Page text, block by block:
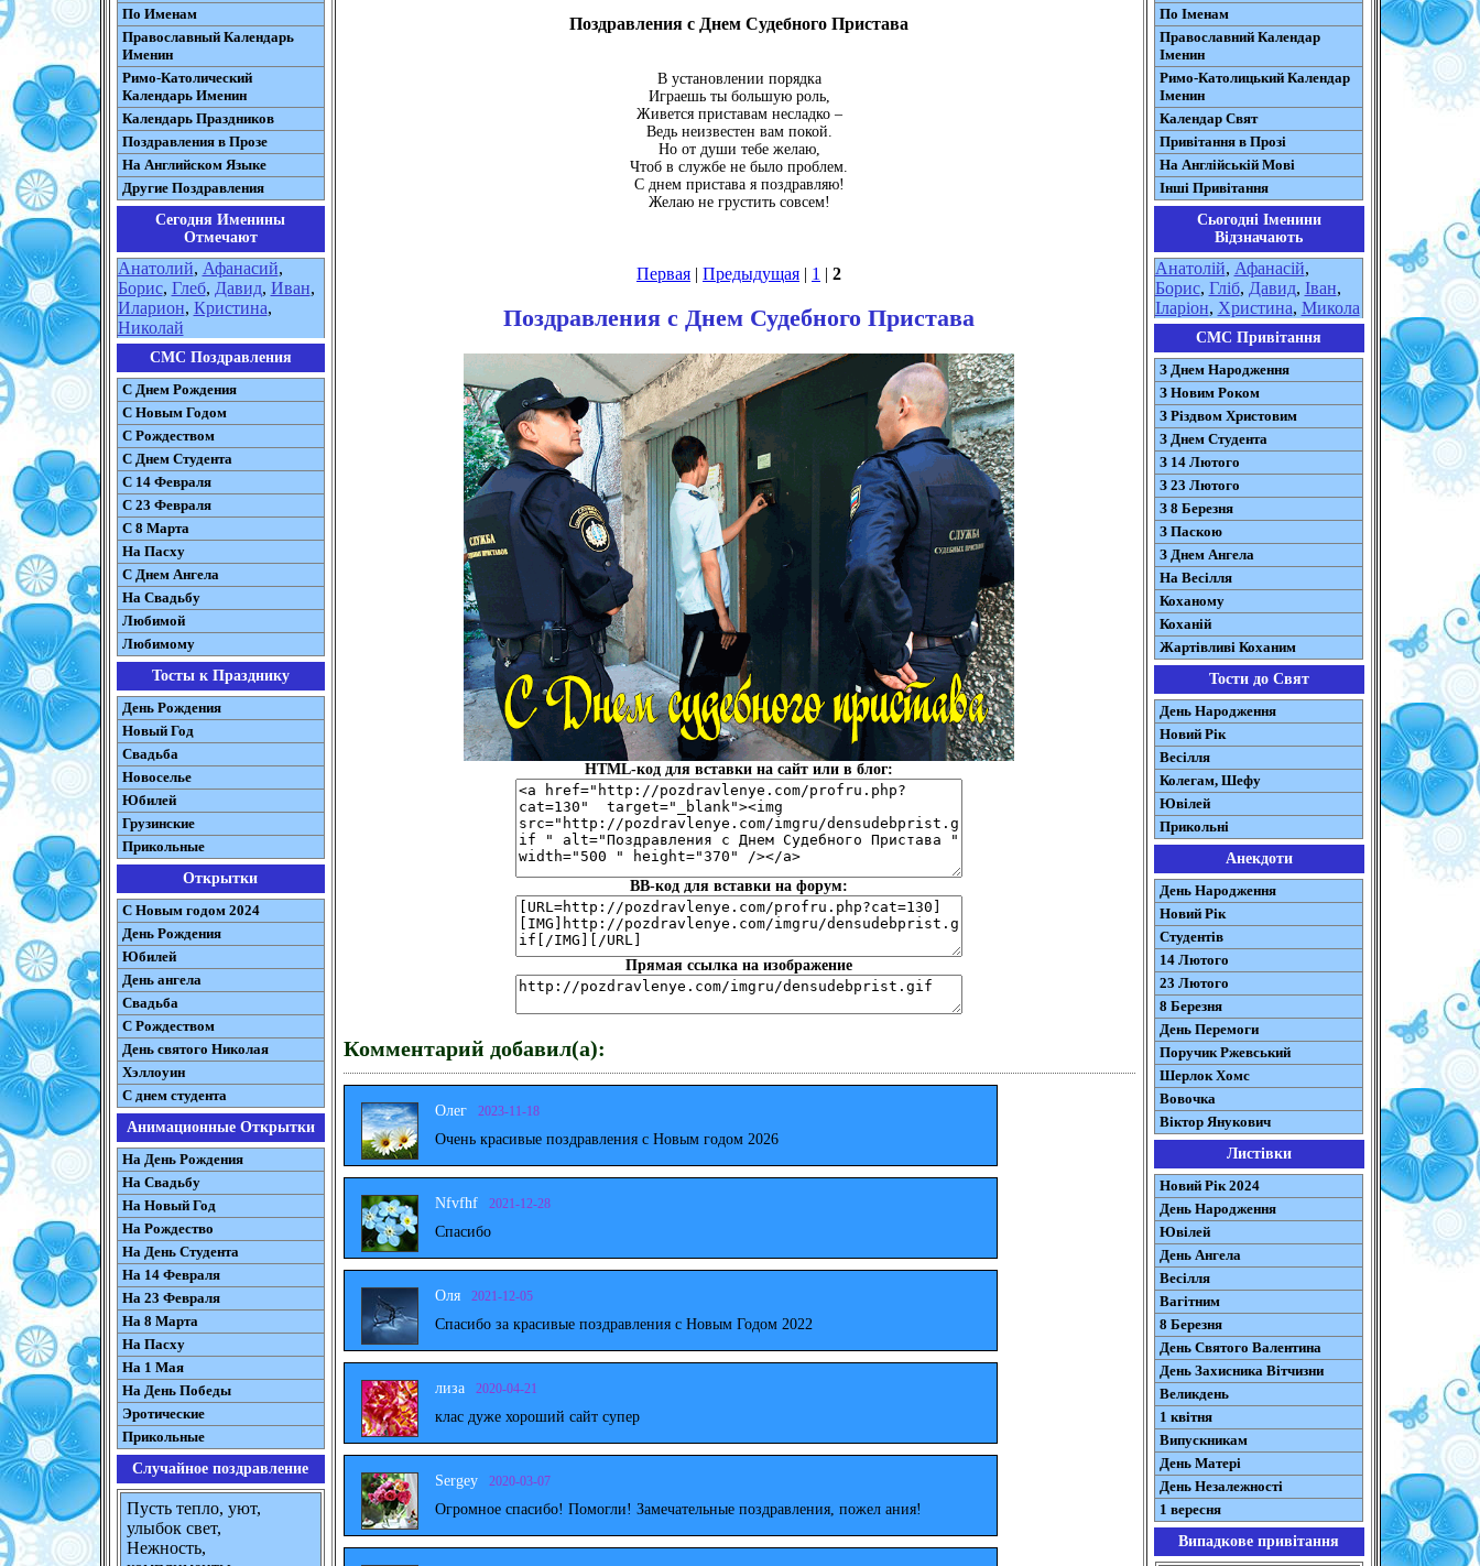
По Именам
Православный Календарь
Именин
Римо-Католический
Календарь Именин
Календарь Праздников
Поздравления в Прозе
На Английском Языке
Другие Поздравления
Сегодня Именины
Отмечают
Анатолий, Афанасий,
Борис, Глеб, Давид, Иван,
Иларион, Кристина,
Николай
СМС Поздравления
С Днем Рождения
С Новым Годом
С Рождеством
C Днем Студента
С 14 Февраля
С 23 Февраля
С 8 Марта
На Пасху
C Днем Ангела
На Свадьбу
Любимой
Любимому
Тосты к Празднику
День Рождения
Новый Год
Свадьба
Новоселье
Юбилей
Грузинские
Прикольные
Открытки
С Новым годом 2024
День Рождения
Юбилей
День ангела
Свадьба
С Рождеством
День святого Николая
Хэллоуин
С днем студента
Анимационные Открытки
На День Рождения
На Свадьбу
На Новый Год
На Рождество
На День Студента
На 14 Февраля
На 23 Февраля
На 8 Марта
На Пасху
На 1 Мая
На День Победы
Эротические
Прикольные
Случайное поздравление
Пусть тепло, уют,
улыбок свет,
Нежность,
Поздравления с Днем Судебного Пристава
В установлении порядка
Играешь ты большую роль,
Живется приставам несладко –
Ведь неизвестен вам покой.
Но от души тебе желаю,
Чтоб в службе не было проблем.
С днем пристава я поздравляю!
Желаю не грустить совсем!
Первая | Предыдущая | 1 | 2
Поздравления с Днем Судебного Пристава
HTML-код для вставки на сайт или в блог:
BB-код для вставки на форум:
Прямая ссылка на изображение
Комментарий добавил(а):
Олег 2023-11-18
Очень красивые поздравления с Новым годом 2026
Nfvfhf 2021-12-28
Спасибо
Оля 2021-12-05
Спасибо за красивые поздравления с Новым Годом 2022
лиза 2020-04-21
клас дуже хороший сайт супер
Sergey 2020-03-07
Огромное спасибо! Помогли! Замечательные поздравления, пожел ания!
По Іменам
Православний Календар
Іменин
Римо-Католицький Календар
Іменин
Календар Свят
Привітання в Прозі
На Англійській Мові
Інші Привітання
Сьогодні Іменини
Відзначають
Анатолій, Афанасій,
Борис, Гліб, Давид, Іван,
Іларіон, Христина, Микола
СМС Привітання
З Днем Народження
З Новим Роком
З Різдвом Христовим
З Днем Студента
З 14 Лютого
З 23 Лютого
З 8 Березня
З Паскою
З Днем Ангела
На Весілля
Коханому
Коханій
Жартівливі Коханим
Тости до Свят
День Народження
Новий Рік
Весілля
Колегам, Шефу
Ювілей
Прикольні
Анекдоти
День Народження
Новий Рік
Студентів
14 Лютого
23 Лютого
8 Березня
День Перемоги
Поручик Ржевський
Шерлок Хомс
Вовочка
Віктор Янукович
Листівки
Новий Рік 2024
День Народження
Ювілей
День Ангела
Весілля
Вагітним
8 Березня
День Святого Валентина
День Захисника Вітчизни
Великдень
1 квітня
Випускникам
День Матері
День Незалежності
1 вересня
Випадкове привітання